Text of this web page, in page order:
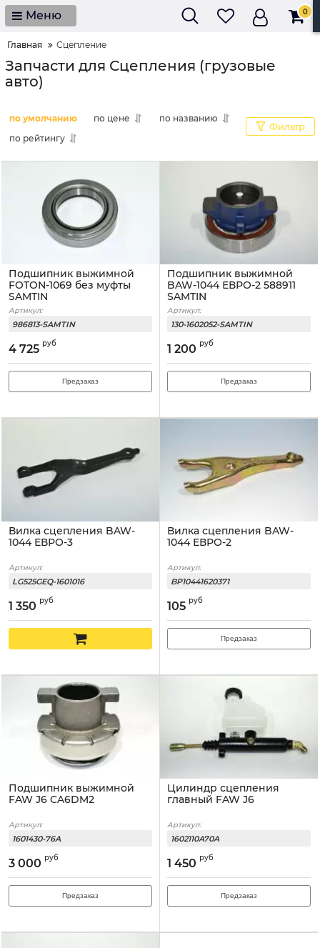
Меню 0
Главная Сцепление
Запчасти для Сцепления (грузовые
авто)
по умолчанию по цене
по названию
по рейтингу
Фильтр
Подшипник выжимной
FOTON-1069 без муфты
SAMTIN
Артикул:
986813-SAMTIN
4 725 руб
Предзаказ
Подшипник выжимной
BAW-1044 ЕВРО-2 588911
SAMTIN
Артикул:
130-1602052-SAMTIN
1 200 руб
Предзаказ
Вилка сцепления BAW-
1044 ЕВРО-3
Артикул:
LG525GEQ-1601016
1 350 руб
Вилка сцепления BAW-
1044 ЕВРО-2
Артикул:
BP10441620371
105 руб
Предзаказ
Подшипник выжимной
FAW J6 CA6DM2
Артикул:
1601430-76A
3 000 руб
Предзаказ
Цилиндр сцепления
главный FAW J6
Артикул:
1602110A70A
1 450 руб
Предзаказ